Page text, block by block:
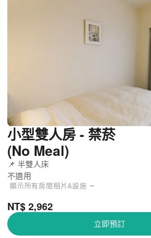
小型雙人房 - 禁菸
(No Meal)
📌 半雙人床
不適用
顯示所有房間相片&設施 ⭢
NT$ 2,962
立即預訂